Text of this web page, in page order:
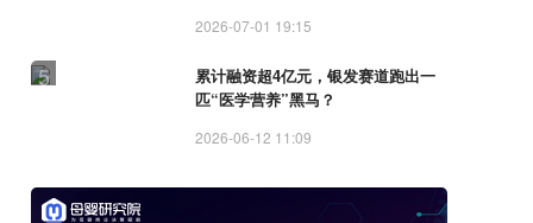
2026-07-01 19:15
5
累计融资超4亿元，银发赛道跑出一
匹“医学营养”黑马？
2026-06-12 11:09